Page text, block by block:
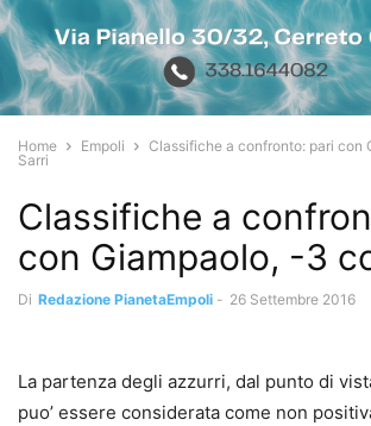
Home Empoli
Classifiche a confronto: pari con
Sarri
Classifiche a
con Giampaolo, -3
Di Redazione PianetaEmpoli - 26 Settembre 2016
La partenza degli azzurri, dal punto di
puo’ essere considerata come non